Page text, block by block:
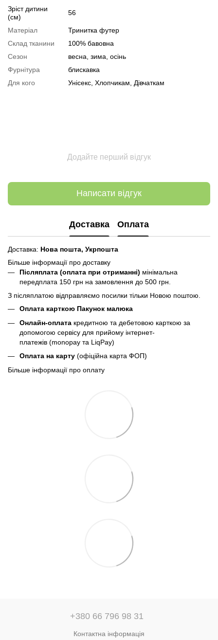
Зріст дитини
(см)
56
Матеріал
Тринитка футер
Склад тканини
100% бавовна
Сезон
весна, зима, осінь
Фурнітура
блискавка
Для кого
Унісекс, Хлопчикам, Дівчаткам
Додайте перший відгук
Написати відгук
Доставка Оплата
Доставка: Нова пошта, Укрпошта
Більше інформації про доставку
Післяплата (оплата при отриманні) мінімальна
передплата 150 грн на замовлення до 500 грн.
З післяплатою відправляємо посилки тільки Новою поштою.
Оплата карткою Пакунок малюка
Онлайн-оплата кредитною та дебетовою карткою за
допомогою сервісу для прийому інтернет-
платежів (monopay та LiqPay)
Оплата на карту (офіційна карта ФОП)
Більше інформації про оплату
+380 66 796 98 31
Контактна інформація